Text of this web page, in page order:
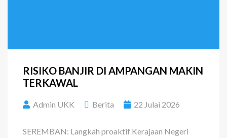
RISIKO BANJIR DI AMPANGAN MAKIN
TERKAWAL
Admin UKK Berita 22 Julai 2026
SEREMBAN: Langkah proaktif Kerajaan Negeri